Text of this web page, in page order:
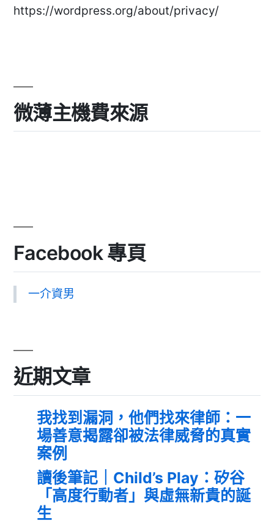
https://wordpress.org/about/privacy/
微薄主機費來源
Facebook 專頁
一介資男
近期文章
我找到漏洞，他們找來律師：一
場善意揭露卻被法律威脅的真實
案例
讀後筆記｜Child’s Play：矽谷
「高度行動者」與虛無新貴的誕
生